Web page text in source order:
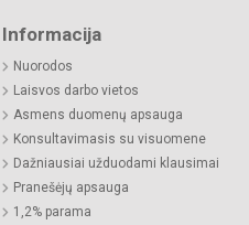
Informacija
Nuorodos
Laisvos darbo vietos
Asmens duomenų apsauga
Konsultavimasis su visuomene
Dažniausiai užduodami klausimai
Pranešėjų apsauga
1,2% parama